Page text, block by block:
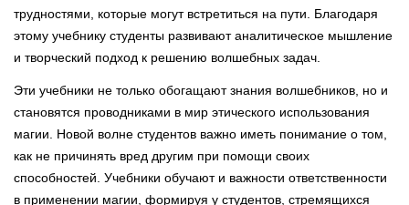
трудностями, которые могут встретиться на пути. Благодаря
этому учебнику студенты развивают аналитическое мышление
и творческий подход к решению волшебных задач.
Эти учебники не только обогащают знания волшебников, но и
становятся проводниками в мир этического использования
магии. Новой волне студентов важно иметь понимание о том,
как не причинять вред другим при помощи своих
способностей. Учебники обучают и важности ответственности
в применении магии, формируя у студентов, стремящихся